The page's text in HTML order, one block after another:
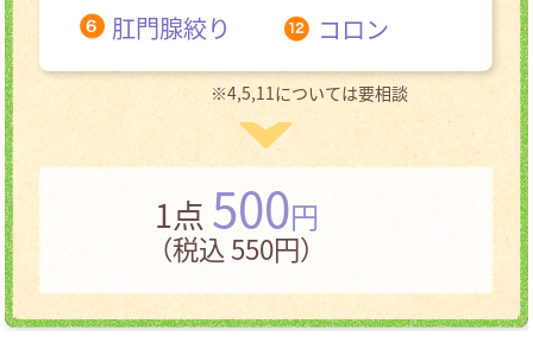
肛門腺絞り コロン
※4,5,11については要相談
1点 500円
（税込 550円）